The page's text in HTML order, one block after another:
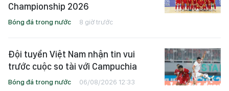
Championship 2026
Bóng đá trong nước 8 giờ trước
Đội tuyển Việt Nam nhận tin vui
trước cuộc so tài với Campuchia
Bóng đá trong nước 06/08/2026 12:33